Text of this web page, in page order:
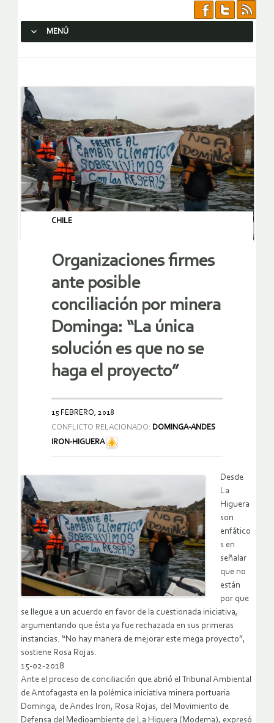
MENÚ
CHILE
Organizaciones firmes
ante posible
conciliación por minera
Dominga: “La única
solución es que no se
haga el proyecto”
15 FEBRERO, 2018
CONFLICTO RELACIONADO: DOMINGA-ANDES
IRON-HIGUERA
Desde
La
Higuera
son
enfático
s en
señalar
que no
están
por que
se llegue a un acuerdo en favor de la cuestionada iniciativa,
argumentando que ésta ya fue rechazada en sus primeras
instancias. “No hay manera de mejorar este mega proyecto”,
sostiene Rosa Rojas.
15-02-2018
Ante el proceso de conciliación que abrió el Tribunal Ambiental
de Antofagasta en la polémica iniciativa minera portuaria
Dominga, de Andes Iron, Rosa Rojas, del Movimiento de
Defensa del Medioambiente de La Higuera (Modema), expresó